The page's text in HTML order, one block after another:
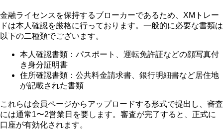
金融ライセンスを保持するブローカーであるため、XMトレー
ドは本人確認を厳格に行っております。一般的に必要な書類は
以下の二種類でございます。
本人確認書類：パスポート、運転免許証などの顔写真付
き身分証明書
住所確認書類：公共料金請求書、銀行明細書など居住地
が記載された書類
これらは会員ページからアップロードする形式で提出し、審査
には通常1〜2営業日を要します。審査が完了すると、正式に
口座が有効化されます。